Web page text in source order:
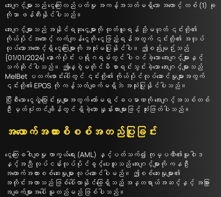
အေးဂျင့်များသည် ငွေကြေးလည်ပတ်မှု အကန့်အသတ်မရှိသော အကောင့် တစ် (1) ခု
ကိုသာ ဖန်တီးနိုင်ပါသည်။
အေးဂျင့်များသည် အနိုင်ရဆုငွေများကို ထုတ်ယူရန် သို့မဟုတ် ၎င်းတို့၏
ကိုယ်ပိုင်အကောင့် လက်ကျန်ငွေကို ငွေဖြည့်ရန်အတွက် ၎င်းတို့၏ အလုပ်
လုပ်သောအကောင့်ရှိ ငွေကြေးများကို အသုံးမပြုနိုင်ပါ။ ဤစည်းမျဉ်းသည်
{01/01/2024} နောက်ပိုင်း ပရိုဂရမ်တွင် ပါဝင်ခဲ့သော အေးဂျင့်များနှင့်
သက်ဆိုင်ပါသည်။ ဤနေ့စွဲမတိုင်မီ စာရင်းသွင်းခဲ့သော အေးဂျင့်များသည်
MelBet ပလက်ဖောင်းပေါ်တွင် ၎င်းတို့၏ ကိုယ်ပိုင်လုပ်ဆောင်မှုများအတွက်
၎င်းတို့၏ EPOS ကို ကန့်သတ်ချက်မရှိဘဲ အသုံးပြုနိုင်ပါသည်။
ပြီးစီးသော ငွေလွှဲပြောင်းမှုများအတွက် ကော်မရှင်ခပမာဏကို အေးဂျင့်အသစ်တစ်
ဦး မှတ်ပုံတင်ချိန်တွင် ရှိခဲ့သော နှုန်းထားများဖြင့် ဆုံးဖြတ်ပါသည်။
အထောက်အထားစိစစ်အတည်ပြုခြင်း
ငွေကြေးခဝါချမှု ကာကွယ်ရေး (AML) နှင့်ပတ်သက်၍ ကုမ္ပဏီ၏မူဝါဒ
နှင့်အညီ လုပ်ငန်းလုပ်ပိုင်ခွင့်ပေးသူသည် အေးဂျင့်များကို ကနဦး
အထောက်အထားစစ်ဆေးမှုများ လုပ်ဆောင်ပါမည်။ ဤစစ်ဆေးမှုများ၏
အတိုင်းအတာသည် ဖြစ်ပေါ်လာနိုင်ခြေရှိသည့် အန္တရာယ်အဆင့်နှင့် အခြား
အချက်များအပေါ် မူတည်မည် ဖြစ်ပါသည်။